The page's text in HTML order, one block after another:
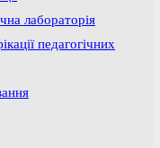
лабораторія
педагогічних